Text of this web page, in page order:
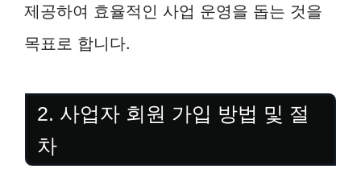
제공하여 효율적인 사업 운영을 돕는 것을
목표로 합니다.
2. 사업자 회원 가입 방법 및 절
차